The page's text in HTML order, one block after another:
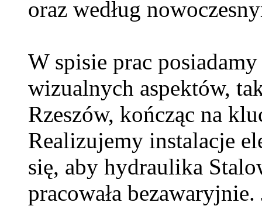
oraz według
W spisie prac
wizualnych aspektów,
Rzeszów, kończąc na
Realizujemy instalacje
się, aby hydraulika
pracowała